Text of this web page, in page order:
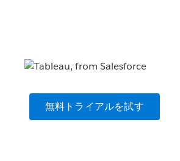
無料トライアルを試す